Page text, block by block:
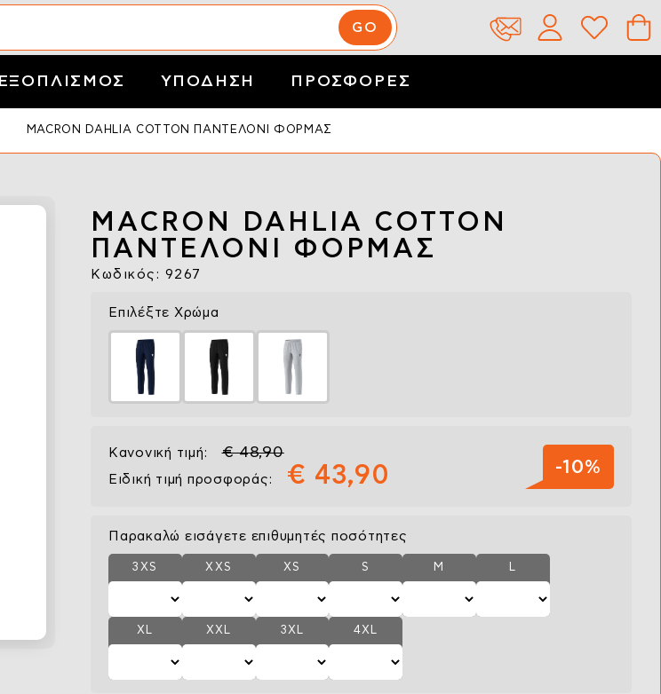
ΕΞΟΠΛΙΣΜΟΣ ΥΠΟΔΗΣΗ ΠΡΟΣΦΟΡΕΣ
MACRON DAHLIA COTTON ΠΑΝΤΕΛΟΝΙ ΦΟΡΜΑΣ
MACRON DAHLIA COTTON
ΠΑΝΤΕΛΟΝΙ ΦΟΡΜΑΣ
Κωδικός: 9267
Επιλέξτε Χρώμα
Κανονική τιμή: € 48,90
Ειδική τιμή προσφοράς: € 43,90 -10%
Παρακαλώ εισάγετε επιθυμητές ποσότητες
3XS XXS XS S M L
XL XXL 3XL 4XL